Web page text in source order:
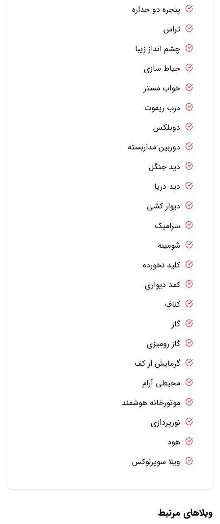
پنجره دو جداره
تراس
چشم انداز زیبا
حیاط سازی
خواب مستر
درب ریموت
دوبلکس
دوربین مداربسته
دید جنگل
دید دریا
دیوار کشی
سرامیک
شومینه
کلید نخورده
کمد دیواری
کناف
گاز
گاز رومیزی
گرمایش از کف
محیطی آرام
موتورخانه هوشمند
نورپردازی
هود
ویلا سوپرلوکس
ویلاهای مرتبط